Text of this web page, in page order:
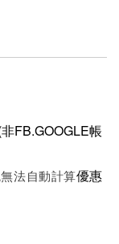
FB.GOOGLE帳
法自動計算優惠